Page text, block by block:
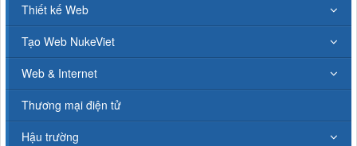
Thiết kế Web
Tạo Web NukeViet
Web & Internet
Thương mại điện tử
Hậu trường